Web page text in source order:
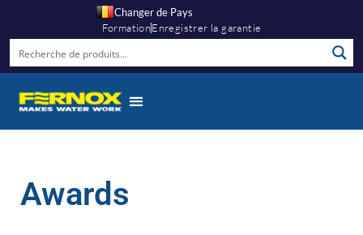
Changer de Pays
FormationEnregistrer la garantie
Awards